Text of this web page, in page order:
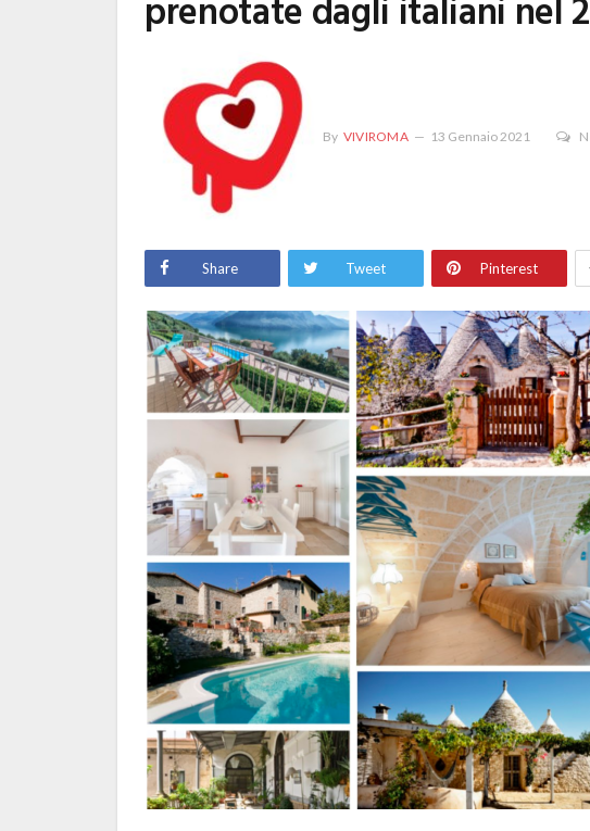
prenotate dagli italiani nel
By VIVIROMA 13 Gennaio 2021
Share Tweet Pinterest